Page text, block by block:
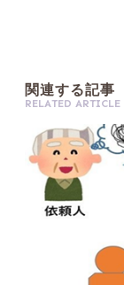
関連する記事
RELATED ARTICLE